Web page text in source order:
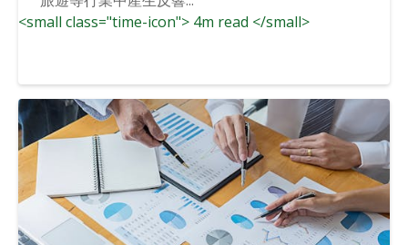
<small class="time-icon"> 4m read </small>